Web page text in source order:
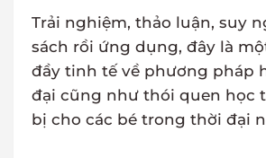
Trải nghiệm, thảo luận, suy
sách rồi ứng dụng, đây là
đầy tinh tế về phương pháp
đại cũng như thói quen học
bị cho các bé trong thời đại